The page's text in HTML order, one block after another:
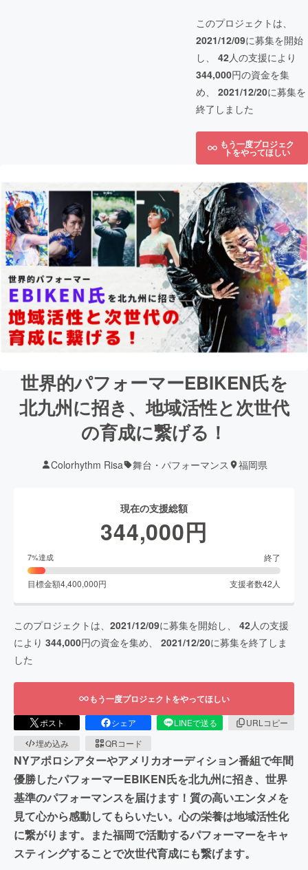
このプロジェクトは、
2021/12/09に募集を開始
し、 42人の支援により
344,000円の資金を集
め、 2021/12/20に募集を
終了しました
もう一度プロジェク
トをやってほしい
世界的パフォーマーEBIKEN氏を
北九州に招き、地域活性と次世代
の育成に繋げる！
Colorhythm Risa 舞台・パフォーマンス 福岡県
現在の支援総額
344,000円
7%達成 終了
目標金額4,400,000円 支援者数42 人
このプロジェクトは、 2021/12/09に募集を開始し、 42人の支援
により 344,000円の資金を集め、 2021/12/20に募集を終了しま
した
もう一度プロジェクトをやってほしい
ポスト シェア LINEで送る
URLコピー
埋め込み
QRコード
NYアポロシアターやアメリカオーディション番組で年間
優勝したパフォーマーEBIKEN氏を北九州に招き、世界
基準のパフォーマンスを届けます！質の高いエンタメを
見て心から感動してもらいたい。心の栄養は地域活性化
に繋がります。また福岡で活動するパフォーマーをキャ
スティングすることで次世代育成にも繋げます。